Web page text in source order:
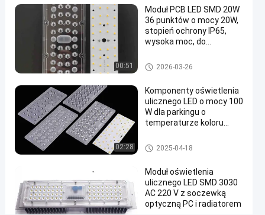
części
składowe
oświetlenia
ledowego
oświetleniowe
uliczne LED
#
wymiana
lamp
P
o
00:51
Moduł PCB LED SMD 20W
36 punktów o mocy 20W,
stopień ochrony IP65,
wysoka moc, do
zewnętrznego
Komponenty oświetlenia ulicz
nego LED
2026-03-26
02:28
Komponenty oświetlenia
ulicznego LED o mocy 100
W dla parkingu o
temperaturze koloru
Komponenty oświetlenia ulicz
nego LED
2025-04-18
Moduł oświetlenia
ulicznego LED SMD 3030
AC 220 V z soczewką
optyczną PC i radiatorem